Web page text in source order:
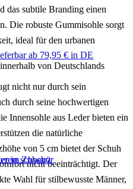
das subtile Branding einen
Die robuste Gummisohle sorgt
ideal für den urbanen
nicht nur durch sein
durch seine hochwertigen
Innensohle aus Leder bieten ein
die natürliche
von 5 cm bietet der Schuh
nicht beeinträchtigt. Der
Wahl für stilbewusste Männer,
ab 79,95 € in DE
von Deutschlands
Zubehör
in schwarz